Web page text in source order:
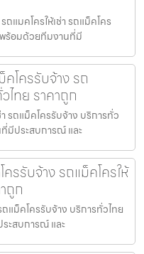
แมคโครให้เช่า รถแม็คโคร
พร้อมด้วยทีมงานที่มี
คโครรับจ้าง รถ
ไทย ราคาถูก
รถแม็คโครรับจ้าง บริการทั่ว
มีประสบการณ์ และ
รรับจ้าง รถแม็คโครให้
ถูก
แม็คโครรับจ้าง บริการทั่วไทย
ะสบการณ์ และ